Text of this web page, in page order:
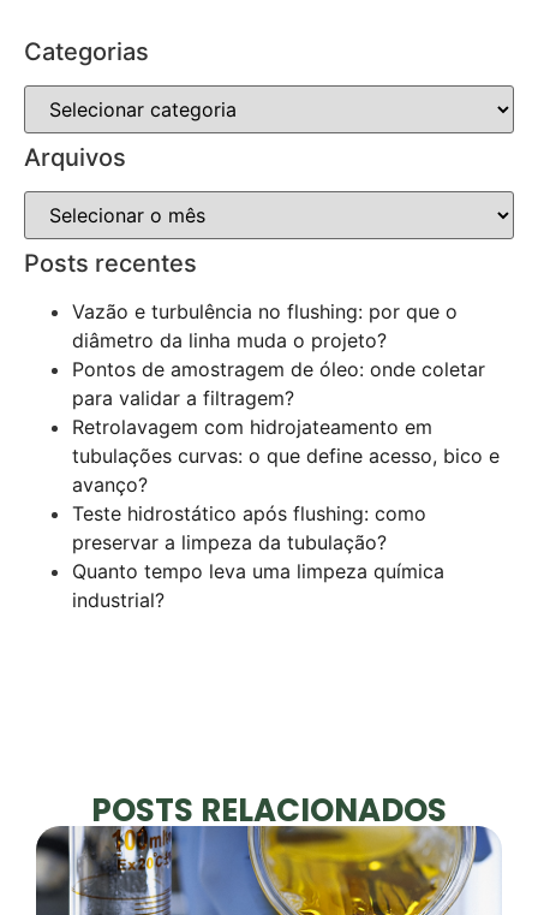
Categorias
Arquivos
Posts recentes
Vazão e turbulência no flushing: por que o
diâmetro da linha muda o projeto?
Pontos de amostragem de óleo: onde coletar
para validar a filtragem?
Retrolavagem com hidrojateamento em
tubulações curvas: o que define acesso, bico e
avanço?
Teste hidrostático após flushing: como
preservar a limpeza da tubulação?
Quanto tempo leva uma limpeza química
industrial?
POSTS RELACIONADOS